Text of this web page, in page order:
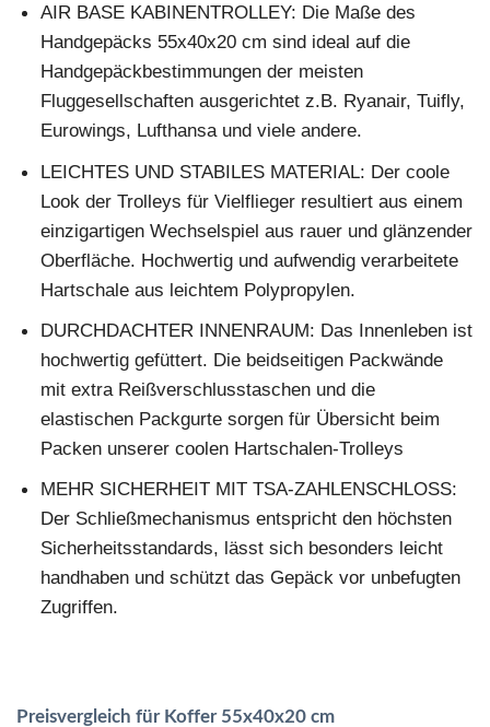
AIR BASE KABINENTROLLEY: Die Maße des
Handgepäcks 55x40x20 cm sind ideal auf die
Handgepäckbestimmungen der meisten
Fluggesellschaften ausgerichtet z.B. Ryanair, Tuifly,
Eurowings, Lufthansa und viele andere.
LEICHTES UND STABILES MATERIAL: Der coole
Look der Trolleys für Vielflieger resultiert aus einem
einzigartigen Wechselspiel aus rauer und glänzender
Oberfläche. Hochwertig und aufwendig verarbeitete
Hartschale aus leichtem Polypropylen.
DURCHDACHTER INNENRAUM: Das Innenleben ist
hochwertig gefüttert. Die beidseitigen Packwände
mit extra Reißverschlusstaschen und die
elastischen Packgurte sorgen für Übersicht beim
Packen unserer coolen Hartschalen-Trolleys
MEHR SICHERHEIT MIT TSA-ZAHLENSCHLOSS:
Der Schließmechanismus entspricht den höchsten
Sicherheitsstandards, lässt sich besonders leicht
handhaben und schützt das Gepäck vor unbefugten
Zugriffen.
Preisvergleich für Koffer 55x40x20 cm